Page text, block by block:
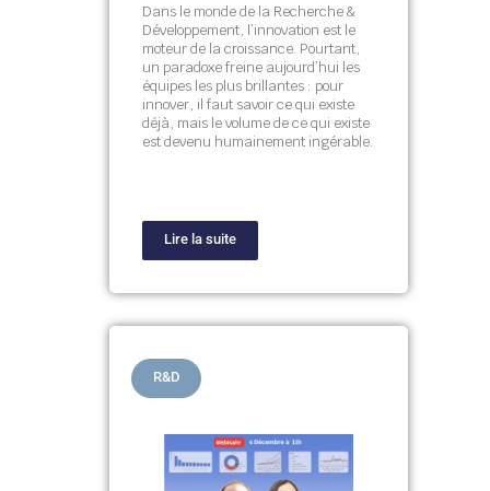
Dans le monde de la Recherche &
Développement, l’innovation est le
moteur de la croissance. Pourtant,
un paradoxe freine aujourd’hui les
équipes les plus brillantes : pour
innover, il faut savoir ce qui existe
déjà, mais le volume de ce qui existe
est devenu humainement ingérable.
Lire la suite
R&D